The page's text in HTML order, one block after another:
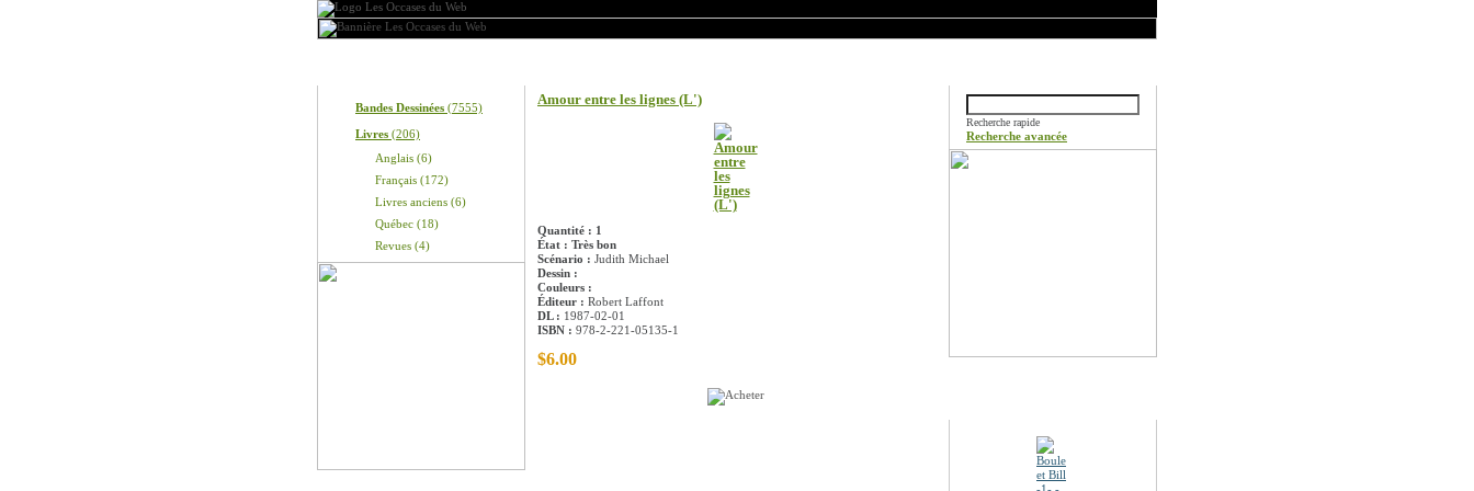
Bandes Dessinées (7555)
Livres (206)
Anglais (6)
Français (172)
Livres anciens (6)
Québec (18)
Revues (4)
Amour entre les lignes (L')
Quantité : 1
État : Très bon
Scénario : Judith Michael
Dessin :
Couleurs :
Éditeur : Robert Laffont
DL : 1987-02-01
ISBN : 978-2-221-05135-1
$6.00
Recherche rapide
Recherche avancée